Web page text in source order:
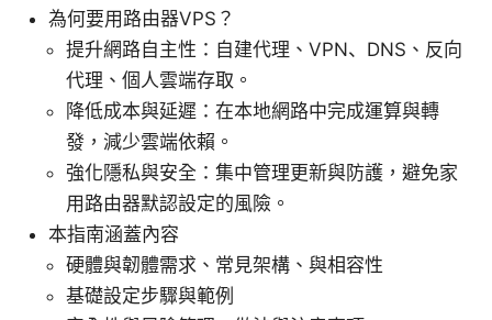
為何要用路由器VPS？
提升網路自主性：自建代理、VPN、DNS、反向
代理、個人雲端存取。
降低成本與延遲：在本地網路中完成運算與轉
發，減少雲端依賴。
強化隱私與安全：集中管理更新與防護，避免家
用路由器默認設定的風險。
本指南涵蓋內容
硬體與韌體需求、常見架構、與相容性
基礎設定步驟與範例